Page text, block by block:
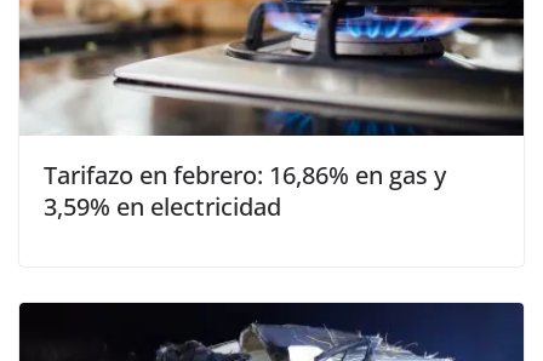
Tarifazo en febrero: 16,86% en gas y
3,59% en electricidad